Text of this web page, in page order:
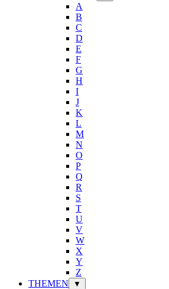
A
B
C
D
E
F
G
H
I
J
K
L
M
N
O
P
Q
R
S
T
U
V
W
X
Y
Z
THEMEN
▼